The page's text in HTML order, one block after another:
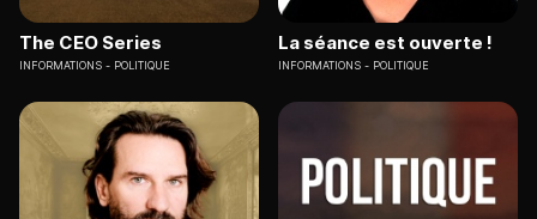
The CEO Series
INFORMATIONS POLITIQUE
La séance est ouverte !
INFORMATIONS POLITIQUE